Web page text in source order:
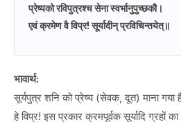
प्रेष्यको रविपुत्रश्च सेना स्वर्भानुपुच्छकौ।
एवं क्रमेण वै विप्र! सूर्यादीन् प्रविचिन्तयेत्॥
भावार्थ:
सूर्यपुत्र शनि को प्रेष्य (सेवक, दूत) माना
हे विप्र! इस प्रकार क्रमपूर्वक सूर्यादि ग्रहों का